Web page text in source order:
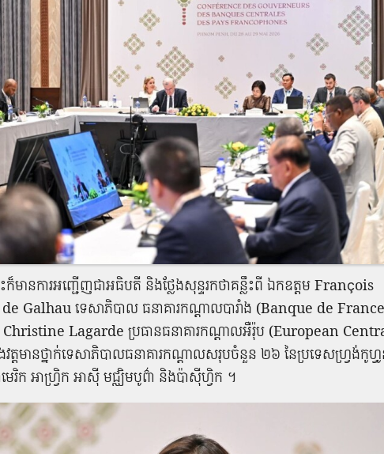
មានការអញ្ជើញជាអធិបតី និងថ្លែងសុន្ទរកថាគន្លឹះពី ឯកឧត្តម François
Galhau ទេសាភិបាល ធនាគារកណ្តាលបារាំង (Banque de
Lagarde ប្រធានធនាគារកណ្តាលអឺរ៉ុប (European
ត្តមានថ្នាក់ទេសាភិបាលធនាគារកណ្តាលសរុបចំនួន ២៦ នៃប្រទេសហ្រ្វង់កូហ្
មេរិក អាហ្រ្វិក អាស៊ី មជ្ឈិមបូព៌ា និងប៉ាស៊ីហ្វិក ។